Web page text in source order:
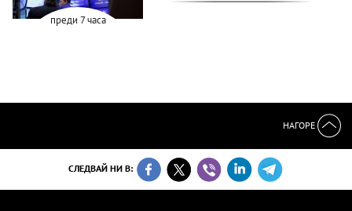
преди 7 часа
НАГОРЕ
СЛЕДВАЙ НИ В: